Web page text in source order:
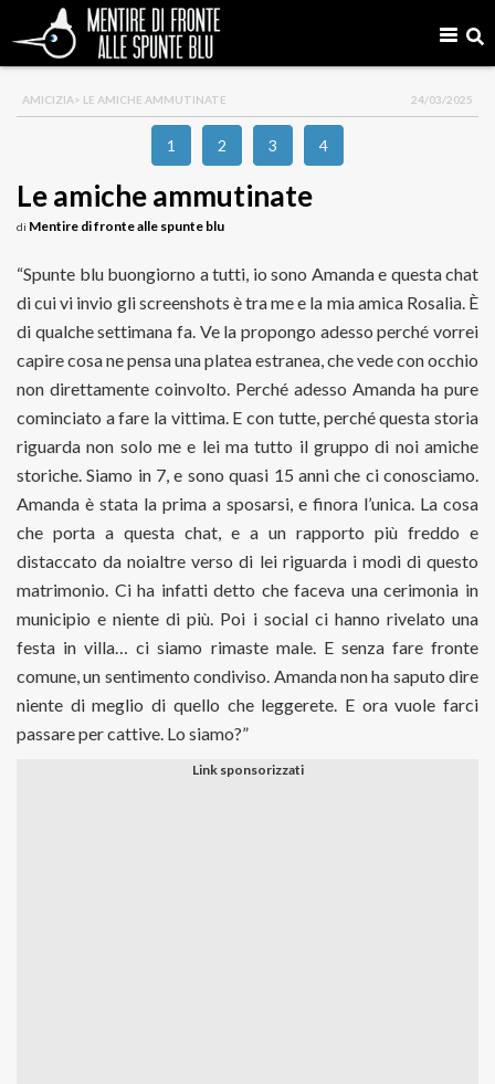
AMICIZIA> LE AMICHE AMMUTINATE 24/03/2025
1 2 3 4
Le amiche ammutinate
di Mentire di fronte alle spunte blu
“Spunte blu buongiorno a tutti, io sono Amanda e questa chat
di cui vi invio gli screenshots è tra me e la mia amica Rosalia. È
di qualche settimana fa. Ve la propongo adesso perché vorrei
capire cosa ne pensa una platea estranea, che vede con occhio
non direttamente coinvolto. Perché adesso Amanda ha pure
cominciato a fare la vittima. E con tutte, perché questa storia
riguarda non solo me e lei ma tutto il gruppo di noi amiche
storiche. Siamo in 7, e sono quasi 15 anni che ci conosciamo.
Amanda è stata la prima a sposarsi, e finora l’unica. La cosa
che porta a questa chat, e a un rapporto più freddo e
distaccato da noialtre verso di lei riguarda i modi di questo
matrimonio. Ci ha infatti detto che faceva una cerimonia in
municipio e niente di più. Poi i social ci hanno rivelato una
festa in villa… ci siamo rimaste male. E senza fare fronte
comune, un sentimento condiviso. Amanda non ha saputo dire
niente di meglio di quello che leggerete. E ora vuole farci
passare per cattive. Lo siamo?”